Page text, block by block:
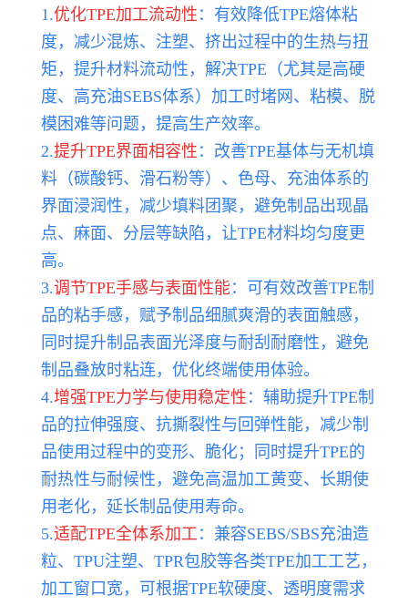
1.优化TPE加工流动性 ：有效降低TPE熔体粘
度，减少混炼、注塑、挤出过程中的生热与扭
矩，提升材料流动性，解决TPE（尤其是高硬
度、高充油SEBS体系）加工时堵网、粘模、脱
模困难等问题，提高生产效率。
2.提升TPE界面相容性 ：改善TPE基体与无机填
料（碳酸钙、滑石粉等）、色母、充油体系的
界面浸润性，减少填料团聚，避免制品出现晶
点、麻面、分层等缺陷，让TPE材料均匀度更
高。
3.调节TPE手感与表面性能：可有效改善TPE制
品的粘手感，赋予制品细腻爽滑的表面触感，
同时提升制品表面光泽度与耐刮耐磨性，避免
制品叠放时粘连，优化终端使用体验。
4.增强TPE力学与使用稳定性 ：辅助提升TPE制
品的拉伸强度、抗撕裂性与回弹性能，减少制
品使用过程中的变形、脆化；同时提升TPE的
耐热性与耐候性，避免高温加工黄变、长期使
用老化，延长制品使用寿命。
5.适配TPE全体系加工 ：兼容SEBS/SBS充油造
粒、TPU注塑、TPR包胶等各类TPE加工工艺，
加工窗口宽，可根据TPE软硬度、透明度需求